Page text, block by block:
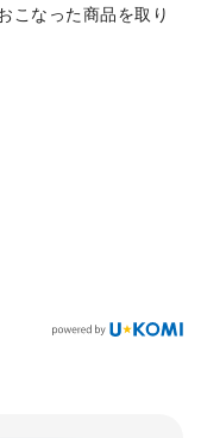
こなった商品を取り